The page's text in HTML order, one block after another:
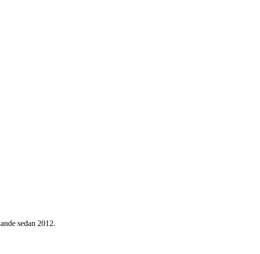
sedan 2012.